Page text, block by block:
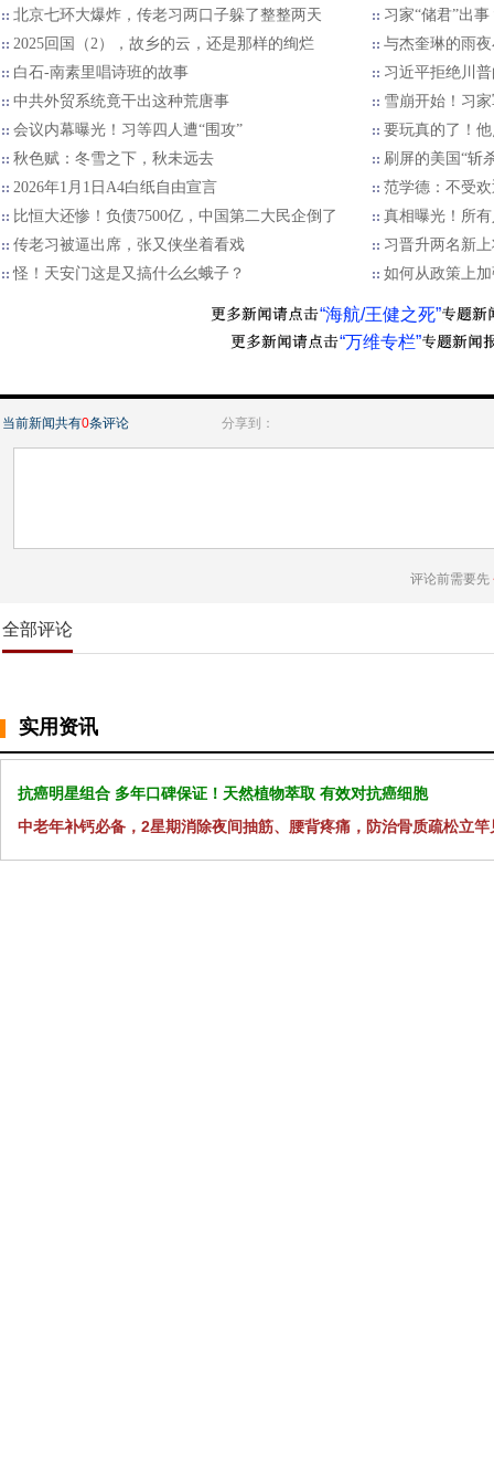
北京七环大爆炸，传老习两口子躲了整整两天
习家“储君”出
2025回国（2），故乡的云，还是那样的绚烂
与杰奎琳的雨
白石-南素里唱诗班的故事
习近平拒绝川普
中共外贸系统竟干出这种荒唐事
雪崩开始！习
会议内幕曝光！习等四人遭“围攻”
要玩真的了！
秋色赋：冬雪之下，秋未远去
刷屏的美国“斩
2026年1月1日A4白纸自由宣言
范学德：不受
比恒大还惨！负债7500亿，中国第二大民企倒了
真相曝光！所
传老习被逼出席，张又侠坐着看戏
习晋升两名新
怪！天安门这是又搞什么幺蛾子？
如何从政策上
“海航/王健之死”
“万维专栏”
当前新闻共有0条评论 分享到：
评论前需要先
全部评论
实用资讯
抗癌明星组合 多年口碑保证！天然植物萃取 有效对抗癌细胞
中老年补钙必备，2星期消除夜间抽筋、腰背疼痛，防治骨质疏松立竿